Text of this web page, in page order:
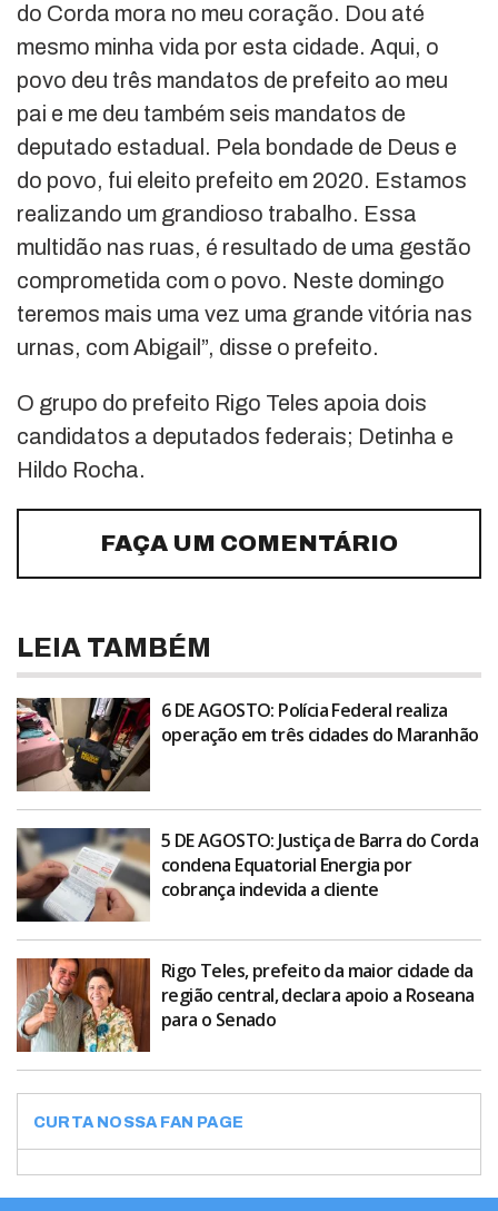
do Corda mora no meu coração. Dou até
mesmo minha vida por esta cidade. Aqui, o
povo deu três mandatos de prefeito ao meu
pai e me deu também seis mandatos de
deputado estadual. Pela bondade de Deus e
do povo, fui eleito prefeito em 2020. Estamos
realizando um grandioso trabalho. Essa
multidão nas ruas, é resultado de uma gestão
comprometida com o povo. Neste domingo
teremos mais uma vez uma grande vitória nas
urnas, com Abigail”, disse o prefeito.
O grupo do prefeito Rigo Teles apoia dois
candidatos a deputados federais; Detinha e
Hildo Rocha.
FAÇA UM COMENTÁRIO
LEIA TAMBÉM
6 DE AGOSTO: Polícia Federal realiza
operação em três cidades do Maranhão
5 DE AGOSTO: Justiça de Barra do Corda
condena Equatorial Energia por
cobrança indevida a cliente
Rigo Teles, prefeito da maior cidade da
região central, declara apoio a Roseana
para o Senado
CURTA NOSSA FAN PAGE